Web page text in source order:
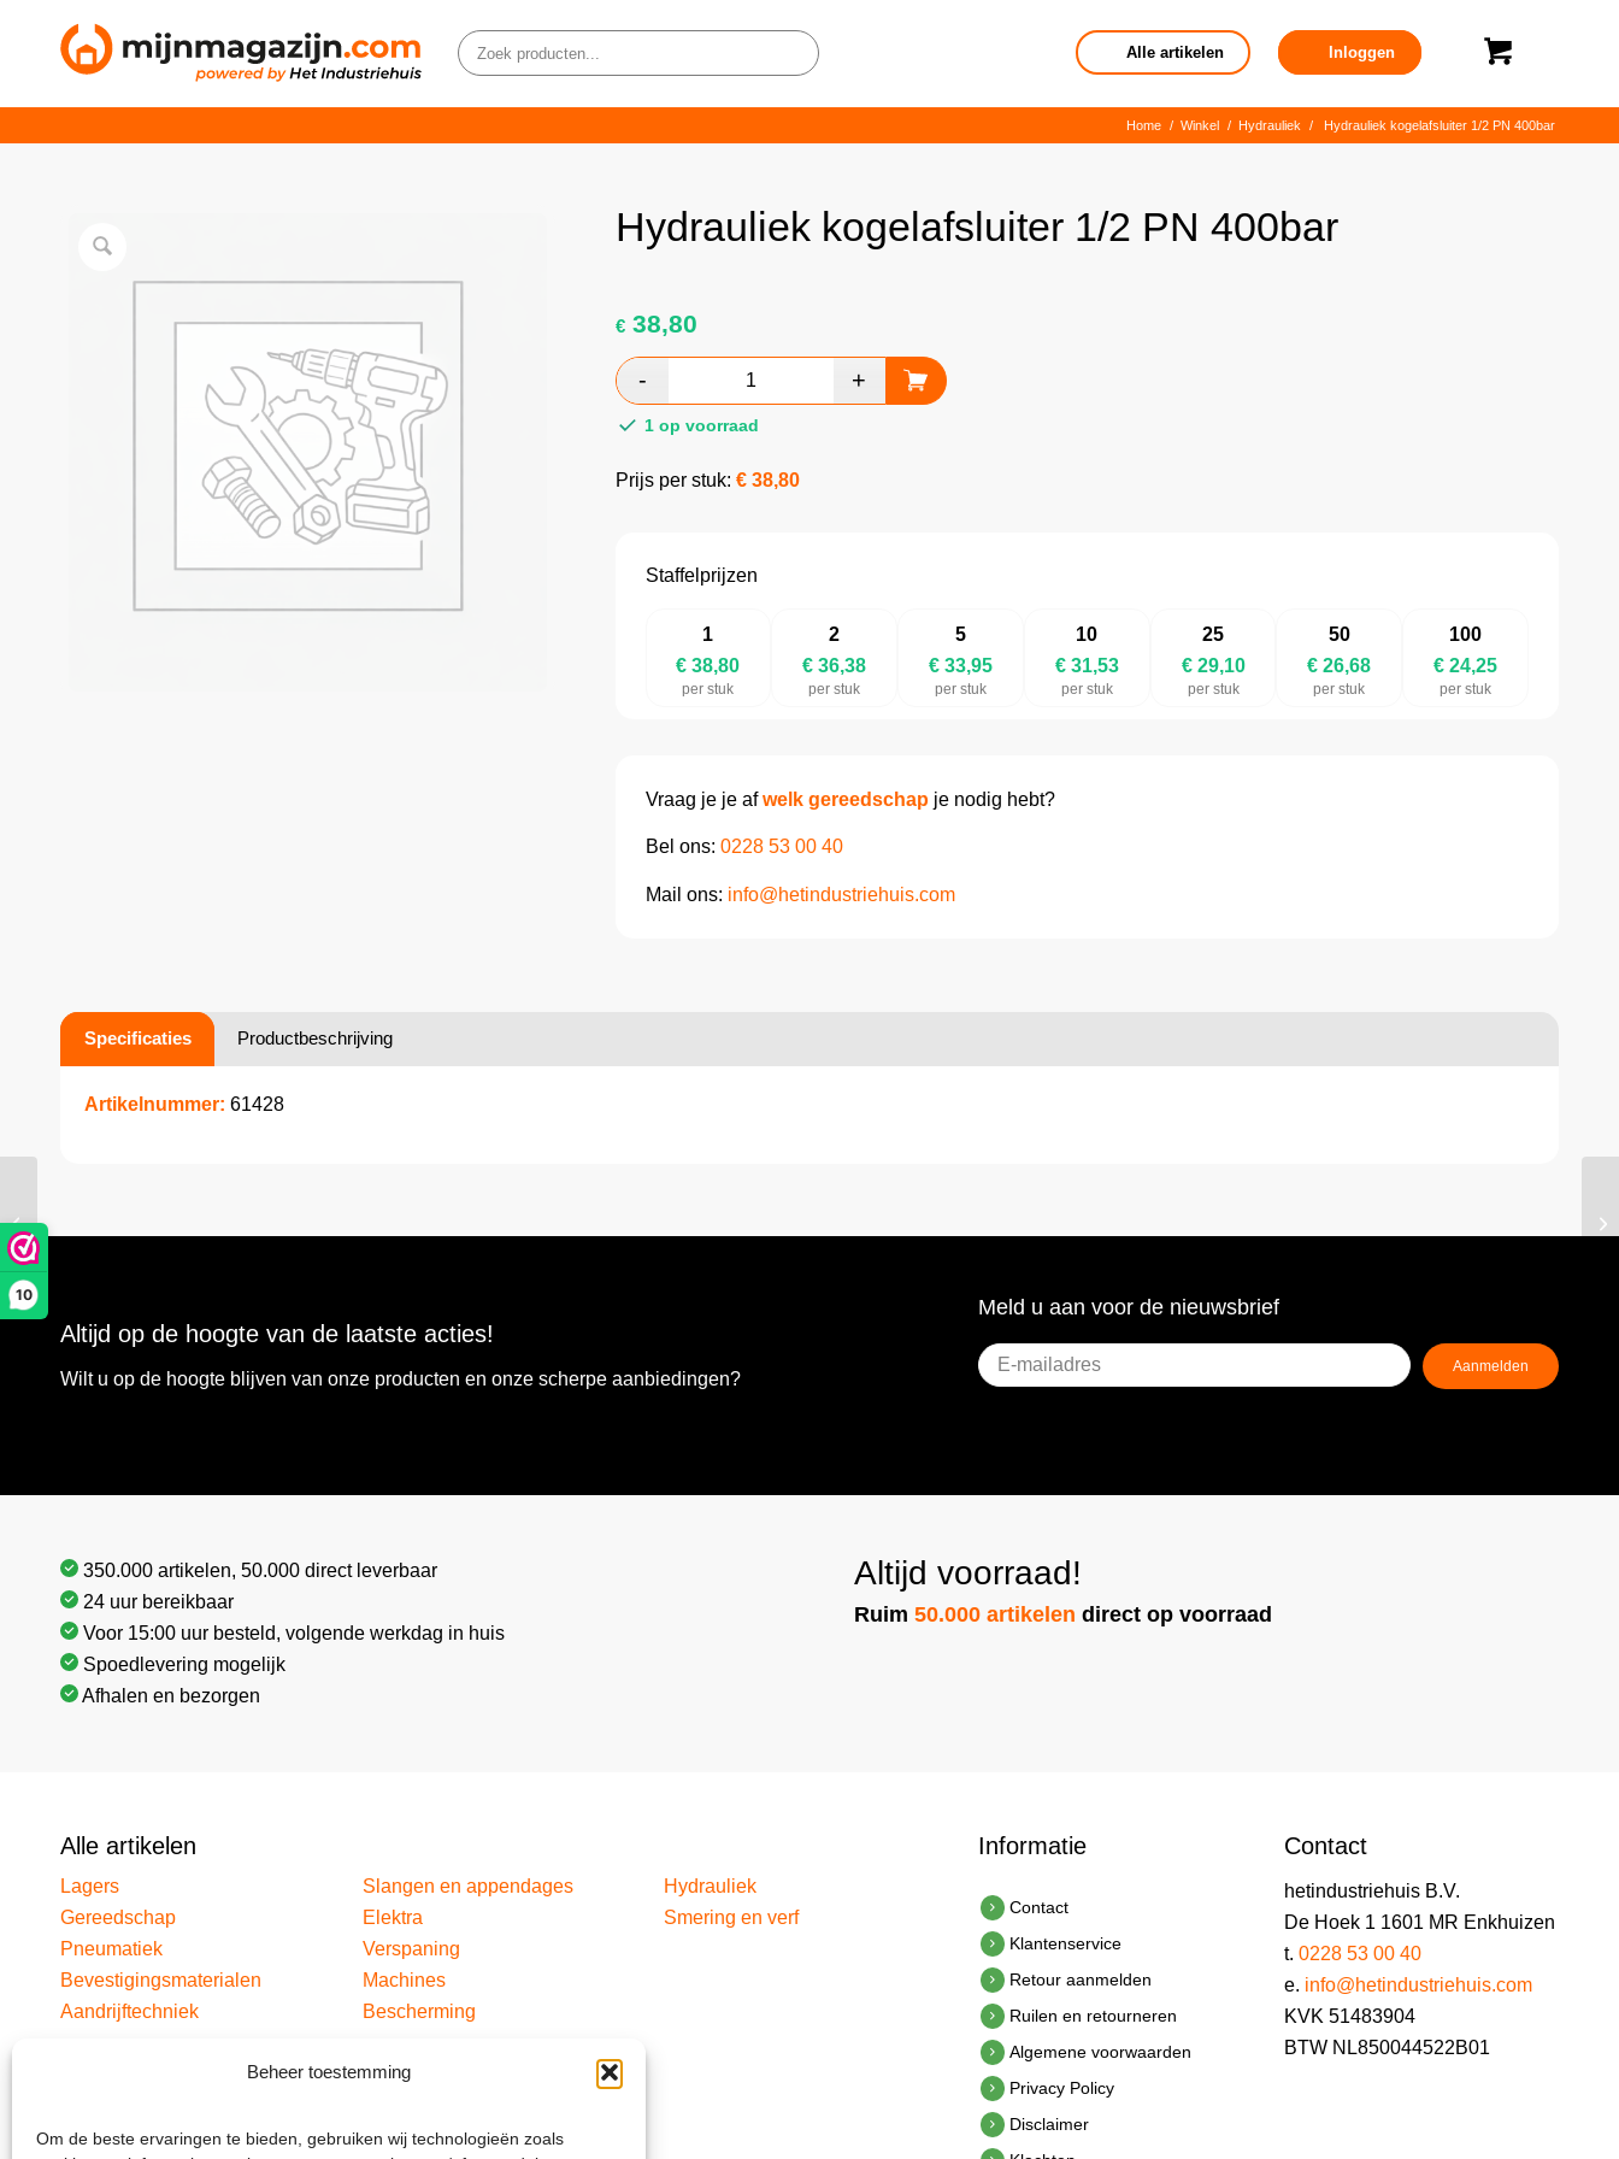
10
Beheer toestemming
Om de beste ervaringen te bieden, gebruiken wij technologieën zoals
Alle artikelen Inloggen
Home / Winkel / Hydrauliek / Hydrauliek kogelafsluiter 1/2 PN 400bar
Hydrauliek kogelafsluiter 1/2 PN 400bar
€38,80
1 op voorraad
Prijs per stuk: € 38,80
Staffelprijzen
1
€ 38,80
per stuk
2
€ 36,38
per stuk
5
€ 33,95
per stuk
10
€ 31,53
per stuk
25
€ 29,10
per stuk
50
€ 26,68
per stuk
100
€ 24,25
per stuk
Vraag je je afwelk gereedschapje nodig hebt?
Bel ons: 0228 53 00 40
Mail ons: info@hetindustriehuis.com
Specificaties Productbeschrijving
Artikelnummer: 61428
Altijd op de hoogte van de laatste acties!
Wilt u op de hoogte blijven van onze producten en onze scherpe aanbiedingen?
Meld u aan voor de nieuwsbrief
E-
mailadres(Vereist)
Aanmelden
350.000 artikelen, 50.000 direct leverbaar
24 uur bereikbaar
Voor 15:00 uur besteld, volgende werkdag in huis
Spoedlevering mogelijk
Afhalen en bezorgen
Altijd voorraad!
Ruim50.000 artikelen direct op voorraad
Alle artikelen
Lagers
Gereedschap
Pneumatiek
Bevestigingsmaterialen
Aandrijftechniek
Slangen en appendages
Elektra
Verspaning
Machines
Bescherming
Hydrauliek
Smering en verf
Informatie
Contact
Klantenservice
Retour aanmelden
Ruilen en retourneren
Algemene voorwaarden
Privacy Policy
Disclaimer
Contact
hetindustriehuis B.V.
De Hoek 1 1601 MR Enkhuizen
t. 0228 53 00 40
e. info@hetindustriehuis.com
KVK 51483904
BTW NL850044522B01
4.5×40 TX20 verst.kop